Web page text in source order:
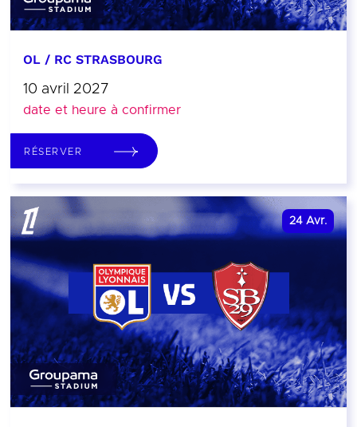
OL / RC STRASBOURG
10 avril 2027
date et heure à confirmer
RÉSERVER
24 Avr.